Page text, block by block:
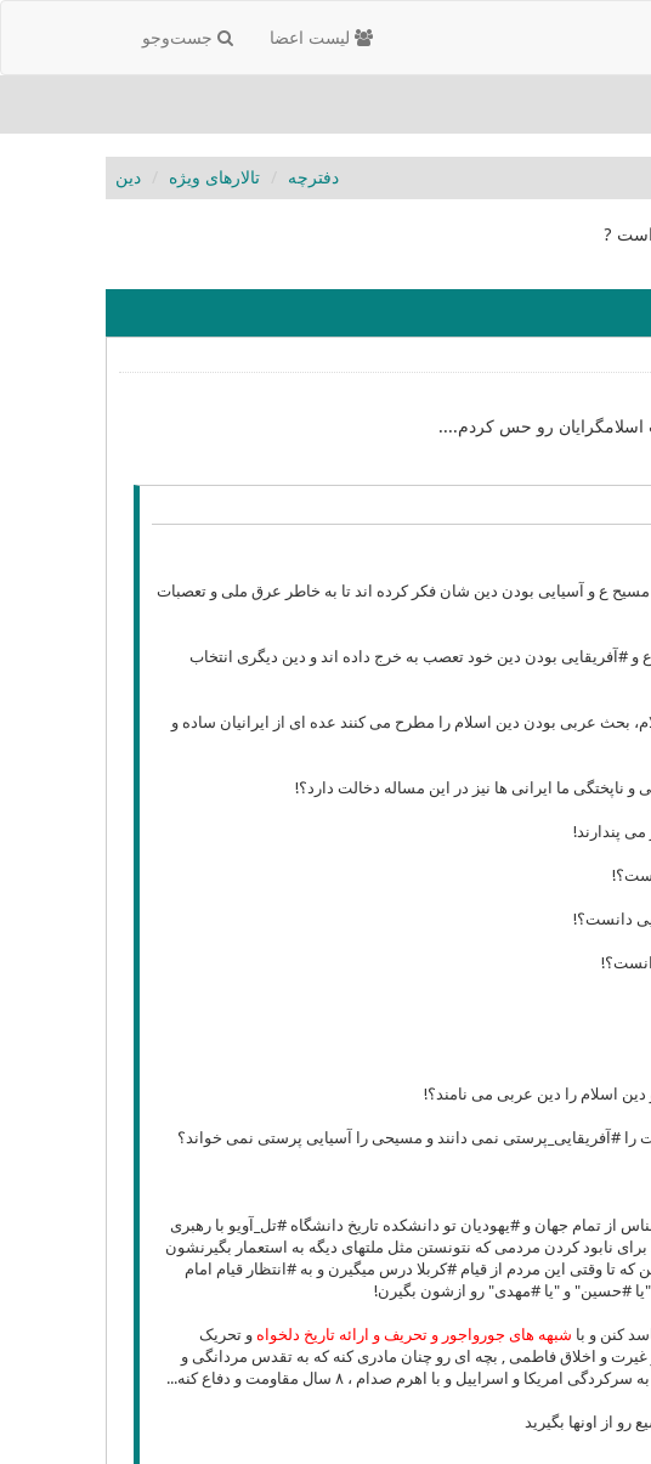
جست‌و‌جو لیست اعضا
دفترچه تالارهای ویژه دین
است ?
اسلامگرایان رو حس کردم....
ع و آسیایی بودن دین شان فکر کرده اند تا به خاطر عرق ملی و تعصبات
#آفریقایی بودن دین خود تعصب به خرج داده اند و دین دیگری انتخاب
عربی بودن دین اسلام را مطرح می کنند عده ای از ایرانیان ساده و
ناپختگی ما ایرانی ها نیز در این مساله دخالت دارد؟!
پندارند!
دانست؟!
اسلام را دین عربی می نامند؟!
#آفریقایی_پرستی نمی دانند و مسیحی را آسیایی پرستی نمی خواند؟
که چرا باید سال 1984 کنگره ای با حضور 300 دانشمند درجه1 شرق شناس از تمام جهان و #یهودیان تو دانشکده تاریخ دانشگاه #تل_آویو با رهبری
نابود کردن مردمی که نتونستن مثل ملتهای دیگه به استعمار بگیرنشون
بعد از ارائه 30 مقاله تو 3 روز به این نتیجه برسن که تا وقتی این مردم از قیام #کربلا درس میگیرن و به #انتظار قیام امام
#حسین" و "یا #مهدی" رو ازشون بگیرن!
کنن و با شبهه های جورواجور و تحریف و ارائه تاریخ دلخواه و تحریک
و اخلاق فاطمی , بچه ای رو چنان مادری کنه که به تقدس مردانگی و
از اونها بگیرید